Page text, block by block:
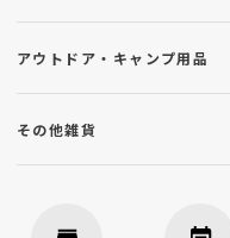
アウトドア・キャンプ用品
その他雑貨